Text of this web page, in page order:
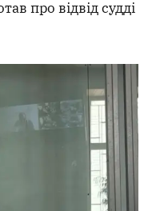
про відвід судді